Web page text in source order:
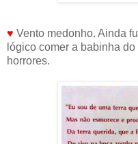
♥ Vento medonho. Ainda
lógico comer a babinha
horrores.